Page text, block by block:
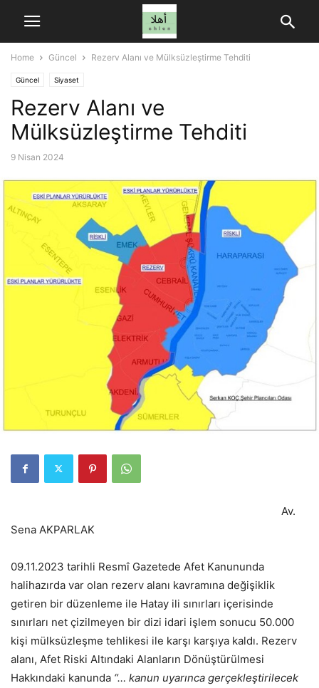
Home Güncel Rezerv Alanı ve Mülksüzleştirme Tehditi
Güncel Siyaset
Rezerv Alanı ve
Mülksüzleştirme Tehditi
9 Nisan 2024
Av.
Sena AKPARLAK
09.11.2023 tarihli Resmî Gazetede Afet Kanununda
halihazırda var olan rezerv alanı kavramına değişiklik
getiren bir düzenleme ile Hatay ili sınırları içerisinde
sınırları net çizilmeyen bir dizi idari işlem sonucu 50.000
kişi mülksüzleşme tehlikesi ile karşı karşıya kaldı. Rezerv
alanı, Afet Riski Altındaki Alanların Dönüştürülmesi
Hakkındaki kanunda “… kanun uyarınca gerçekleştirilecek